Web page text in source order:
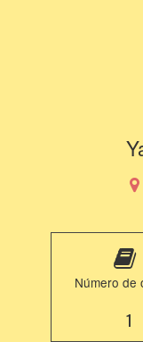
Número de
1